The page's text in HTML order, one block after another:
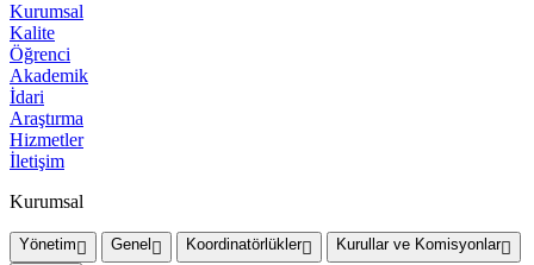
Kurumsal
Kalite
Öğrenci
Akademik
İdari
Araştırma
Hizmetler
İletişim
Kurumsal
Yönetim Genel Koordinatörlükler
Kurullar ve Komisyonlar